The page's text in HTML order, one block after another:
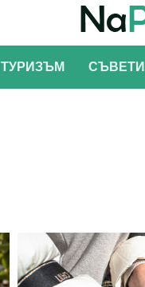
ТУРИЗЪМ СЪВЕТИ